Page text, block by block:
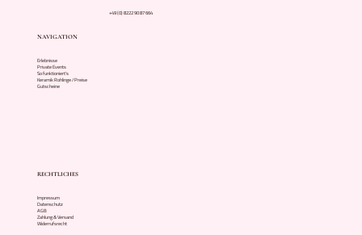
+49 (0) 8222 90 87 664
NAVIGATION
Erlebnisse
Private Events
So funktioniert's
Keramik Rohlinge / Preise
Gutscheine
RECHTLICHES
Impressum
Datenschutz
AGB
Zahlung & Versand
Widerrufsrecht